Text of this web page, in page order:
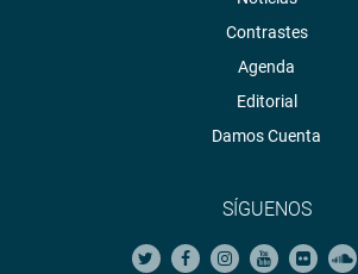
Contrastes
Agenda
Editorial
Damos Cuenta
SÍGUENOS